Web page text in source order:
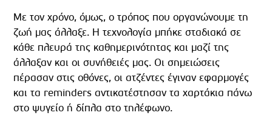
Με τον χρόνο, όμως, ο τρόπος που οργανώνουμε τη
ζωή μας άλλαξε. Η τεχνολογία μπήκε σταδιακά σε
κάθε πλευρά της καθημερινότητας και μαζί της
άλλαξαν και οι συνήθειές μας. Οι σημειώσεις
πέρασαν στις οθόνες, οι ατζέντες έγιναν εφαρμογές
και τα reminders αντικατέστησαν τα χαρτάκια πάνω
στο ψυγείο ή δίπλα στο τηλέφωνο.